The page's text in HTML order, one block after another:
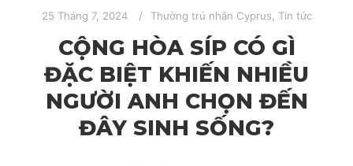
25 Tháng 7, 2024 Thường trú nhân Cyprus Tin tức
CỘNG HÒA SÍP CÓ GÌ
ĐẶC BIỆT KHIẾN NHIỀU
NGƯỜI ANH CHỌN ĐẾN
ĐÂY SINH SỐNG?